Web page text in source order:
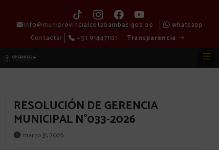
info@muniprovincialcotabambas.gob.pe
whatsapp
Contactar
+51 91447101 Transparencia
RESOLUCIÓN DE GERENCIA
MUNICIPAL N°033-2026
marzo 31, 2026